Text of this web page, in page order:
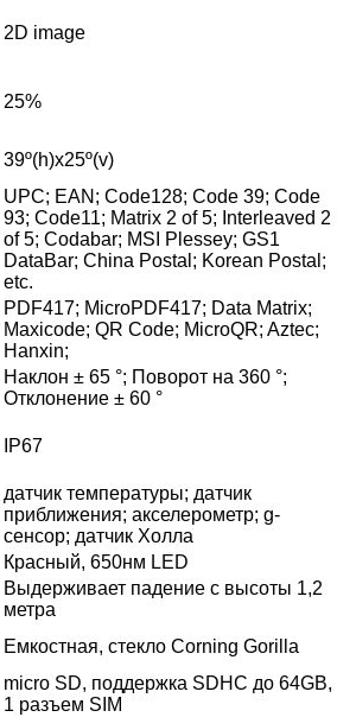
2D image
25%
39º(h)x25º(v)
UPC; EAN; Code128; Code 39; Code
93; Code11; Matrix 2 of 5; Interleaved 2
of 5; Codabar; MSI Plessey; GS1
DataBar; China Postal; Korean Postal;
etc.
PDF417; MicroPDF417; Data Matrix;
Maxicode; QR Code; MicroQR; Aztec;
Hanxin;
Наклон ± 65 °; Поворот на 360 °;
Отклонение ± 60 °
IP67
датчик температуры; датчик
приближения; акселерометр; g-
сенсор; датчик Холла
Красный, 650нм LED
Выдерживает падение с высоты 1,2
метра
Емкостная, стекло Corning Gorilla
micro SD, поддержка SDHC до 64GB,
1 разъем SIM